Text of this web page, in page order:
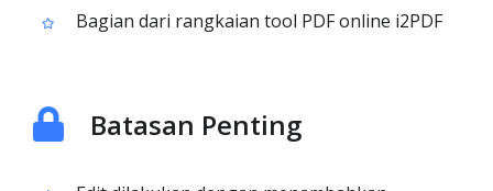
Bagian dari rangkaian tool PDF online i2PDF
Batasan Penting